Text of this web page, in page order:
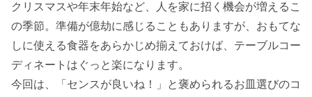
クリスマスや年末年始など、人を家に招く機会が増えるこ
の季節。準備が億劫に感じることもありますが、おもてな
しに使える食器をあらかじめ揃えておけば、テーブルコー
ディネートはぐっと楽になります。
今回は、「センスが良いね！」と褒められるお皿選びのコ